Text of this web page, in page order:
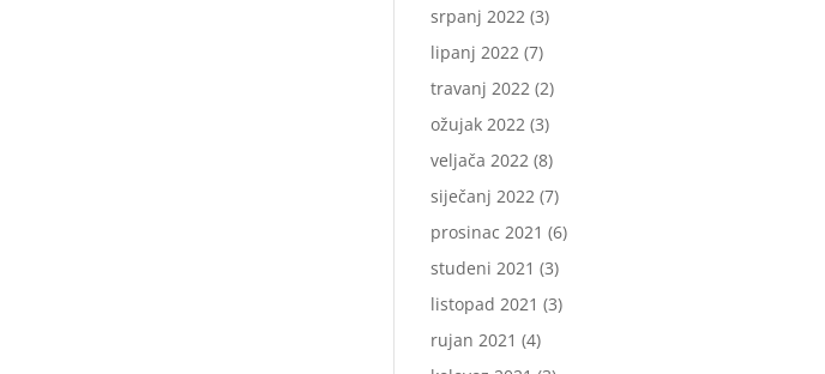
srpanj 2022 (3)
lipanj 2022 (7)
travanj 2022 (2)
ožujak 2022 (3)
veljača 2022 (8)
siječanj 2022 (7)
prosinac 2021 (6)
studeni 2021 (3)
listopad 2021 (3)
rujan 2021 (4)